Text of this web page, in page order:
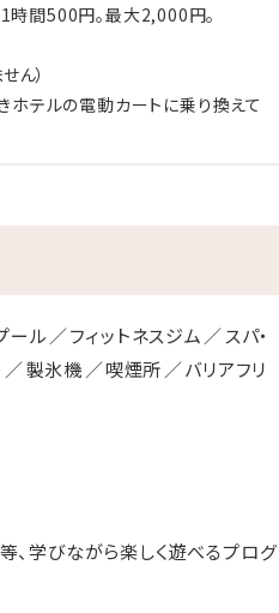
時間500円。最大2,000円。
ん）
ホテルの電動カートに乗り換えて
ール フィットネスジム
スパ・
製氷機 喫煙所
バリアフリ
、学びながら楽しく遊べるプログ